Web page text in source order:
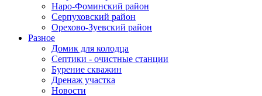
Наро-Фоминский район
Серпуховский район
Орехово-Зуевский район
Разное
Домик для колодца
Септики - очистные станции
Бурение скважин
Дренаж участка
Новости